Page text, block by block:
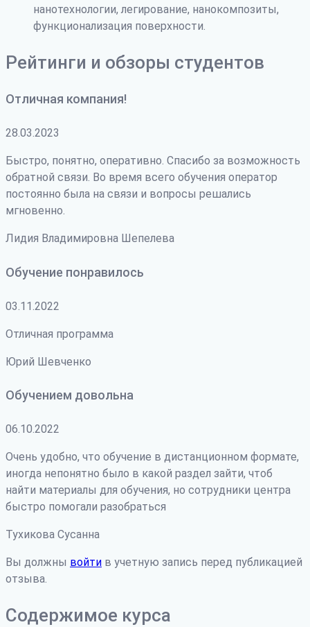
нанотехнологии, легирование, нанокомпозиты,
функционализация поверхности.
Рейтинги и обзоры студентов
Отличная компания!
28.03.2023
Быстро, понятно, оперативно. Спасибо за возможность
обратной связи. Во время всего обучения оператор
постоянно была на связи и вопросы решались
мгновенно.
Лидия Владимировна Шепелева
Обучение понравилось
03.11.2022
Отличная программа
Юрий Шевченко
Обучением довольна
06.10.2022
Очень удобно, что обучение в дистанционном формате,
иногда непонятно было в какой раздел зайти, чтоб
найти материалы для обучения, но сотрудники центра
быстро помогали разобраться
Тухикова Сусанна
Вы должны войти в учетную запись перед публикацией
отзыва.
Содержимое курса